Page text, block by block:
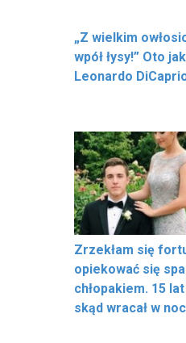
„Z wielkim
wpół łysy!” Oto
Leonardo
Zrzekłam się
opiekować się
chłopakiem. 15
skąd wracał w